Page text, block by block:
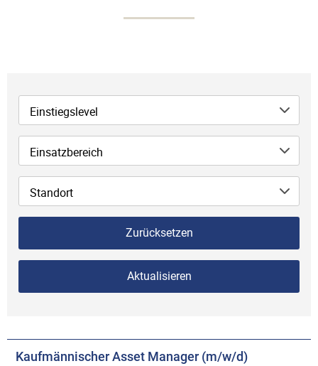
Einstiegslevel
Einsatzbereich
Standort
Zurücksetzen
Aktualisieren
Kaufmännischer Asset Manager (m/w/d)